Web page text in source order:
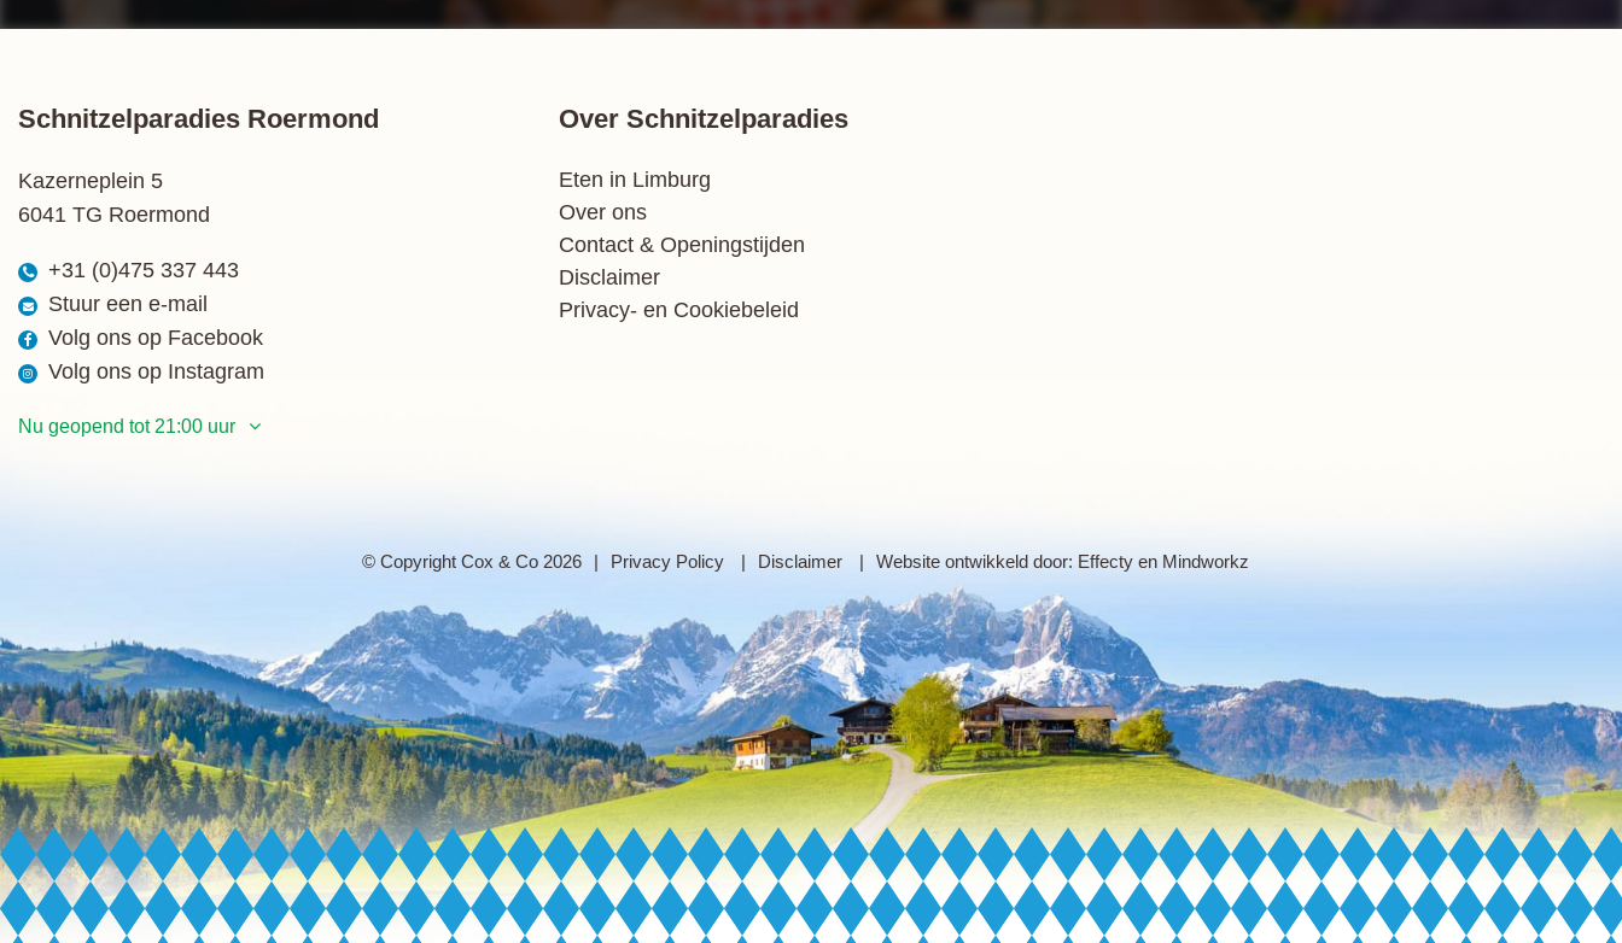
Schnitzelparadies Roermond
Kazerneplein 5
6041 TG Roermond
+31 (0)475 337 443
Stuur een e-mail
Volg ons op Facebook
Volg ons op Instagram
Nu geopend tot 21:00 uur
Zondag
12:00 - 21:00 uur
Over Schnitzelparadies
Eten in Limburg
Over ons
Contact & Openingstijden
Disclaimer
Privacy- en Cookiebeleid
© Copyright Cox & Co 2026 Privacy Policy Disclaimer Website ontwikkeld door: Effectyen Mindworkz